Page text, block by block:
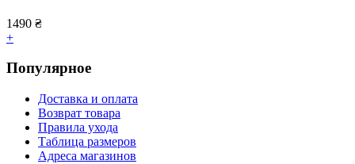
1490 ₴
+
Популярное
Доставка и оплата
Возврат товара
Правила ухода
Таблица размеров
Адреса магазинов